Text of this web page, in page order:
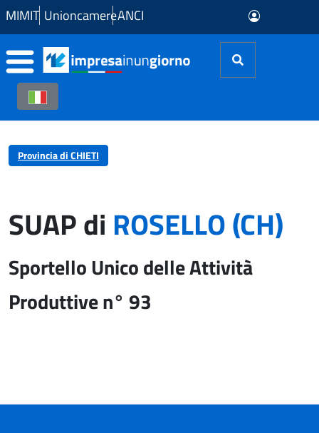
Skip to Main Content
MIMIT UnioncamereANCI
Provincia di CHIETI
SUAP di ROSELLO (CH)
Sportello Unico delle Attività
Produttive n° 93